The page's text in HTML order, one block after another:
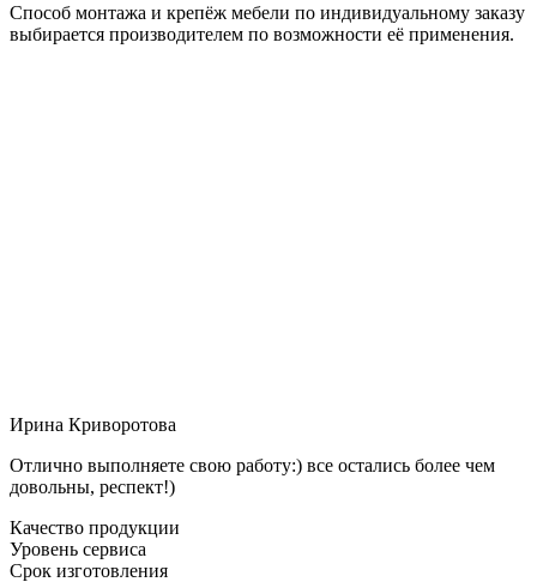
Способ монтажа и крепёж мебели по индивидуальному заказу
выбирается производителем по возможности её применения.
Ирина Криворотова
Отлично выполняете свою работу:) все остались более чем
довольны, респект!)
Качество продукции
Уровень сервиса
Срок изготовления